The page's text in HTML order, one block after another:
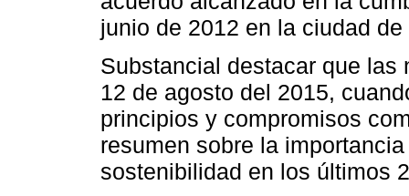
junio de 2012 en la ciudad
Substancial destacar que
12 de agosto del 2015,
principios y compromisos
resumen sobre la
sostenibilidad en los últimos